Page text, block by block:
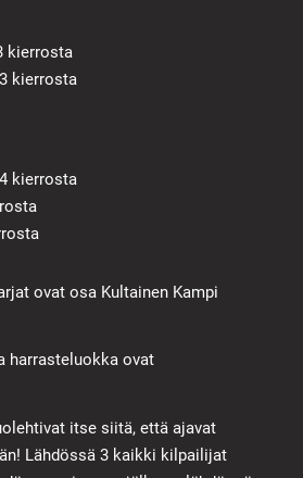
kierrosta
kierrosta
kierrosta
ovat osa Kultainen Kampi
harrasteluokka ovat
itse siitä, että ajavat
Lähdössä 3 kaikki kilpailijat